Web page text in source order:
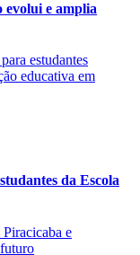
evolui e amplia
da Escola